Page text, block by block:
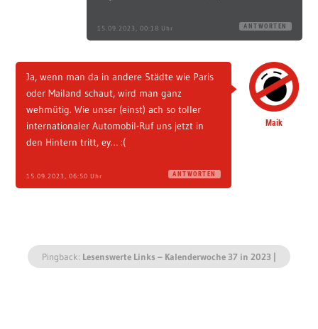
15.09.2023, 00:18 Uhr ANTWORTEN
Maik
Ja, wenn man da in andere Städte wie Paris
oder Mailand schaut, wird man ganz
wehmütig. Wie unser (einst) ach so toller
internationaler Automobil-Ruf uns jetzt in
den Hintern tritt, ey… :(
15.09.2023, 06:50 Uhr ANTWORTEN
Pingback: Lesenswerte Links – Kalenderwoche 37 in 2023 |